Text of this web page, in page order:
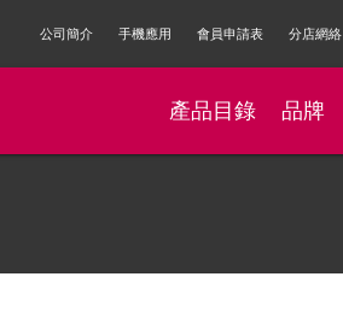
公司簡介 手機應用 會員申請表 分店網絡
產品目錄 品牌